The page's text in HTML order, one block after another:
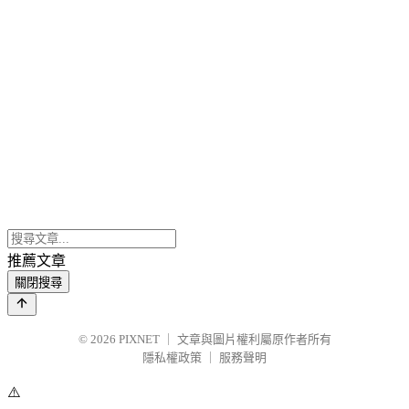
推薦文章
關閉搜尋
© 2026 PIXNET
文章與圖片權利屬原作者所有
隱私權政策
服務聲明
⚠️